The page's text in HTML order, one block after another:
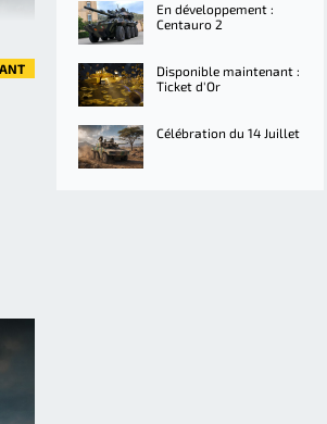
En développement :
Centauro 2
Disponible maintenant :
Ticket d'Or
Célébration du 14 Juillet